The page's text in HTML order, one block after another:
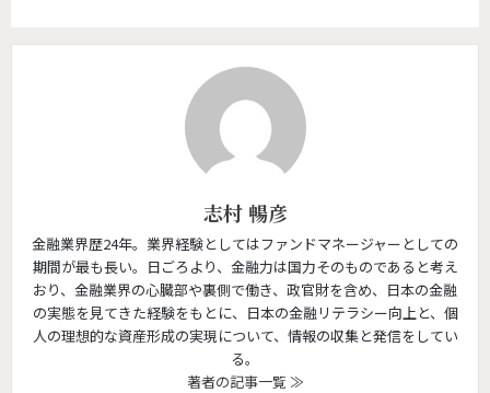
志村 暢彦
金融業界歴24年。業界経験としてはファンドマネージャーとしての
期間が最も長い。日ごろより、金融力は国力そのものであると考え
おり、金融業界の心臓部や裏側で働き、政官財を含め、日本の金融
の実態を見てきた経験をもとに、日本の金融リテラシー向上と、個
人の理想的な資産形成の実現について、情報の収集と発信をしてい
る。
著者の記事一覧 ≫